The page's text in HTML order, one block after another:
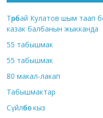
Төрөбай Кулатов шым таап
казак балбанын жыкканда
55 табышмак
55 табышмак
80 макал-лакап
Табышмактар
Сүйлөбөс кыз